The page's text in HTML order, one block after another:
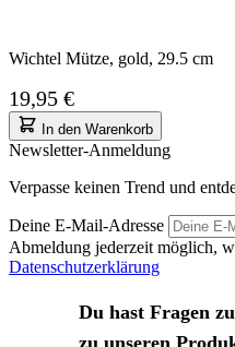
Wichtel Mütze, gold, 29.5 cm
19,95 €
In den Warenkorb
Newsletter-Anmeldung
Verpasse keinen Trend und
Deine E-Mail-Adresse
Abmeldung jederzeit möglich,
Datenschutzerklärung
Du hast Fragen
zu unseren